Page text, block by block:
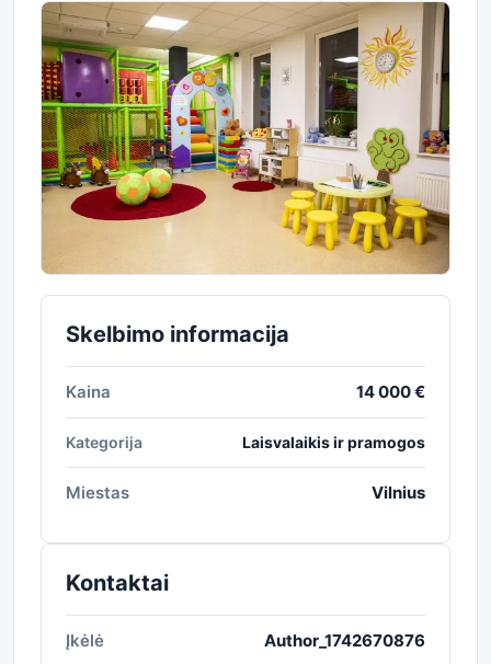
Skelbimo informacija
Kaina 14 000 €
Kategorija Laisvalaikis ir pramogos
Miestas Vilnius
Kontaktai
Įkėlė Author_1742670876